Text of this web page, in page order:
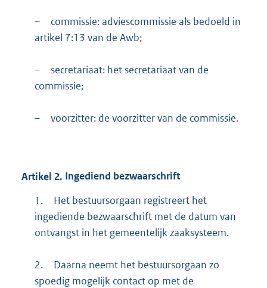
–
commissie: adviescommissie als bedoeld in
artikel 7:13 van de Awb;
–
secretariaat: het secretariaat van de
commissie;
– voorzitter: de voorzitter van de commissie.
Artikel 2. Ingediend bezwaarschrift
1.
Het bestuursorgaan registreert het
ingediende bezwaarschrift met de datum van
ontvangst in het gemeentelijk zaaksysteem.
2.
Daarna neemt het bestuursorgaan zo
spoedig mogelijk contact op met de